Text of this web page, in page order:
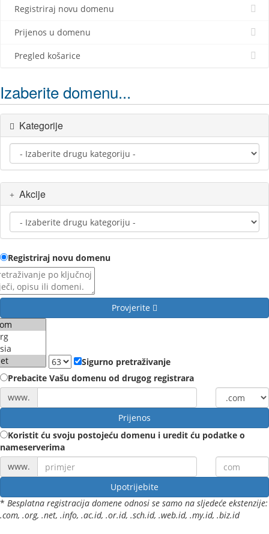
Registriraj novu domenu
Prijenos u domenu
Pregled košarice
Izaberite domenu...
Kategorije
Akcije
Registriraj novu domenu
Provjerite
Sigurno pretraživanje
Prebacite Vašu domenu od drugog registrara
www.
Prijenos
Koristit ću svoju postojeću domenu i uredit ću podatke o
nameserverima
www.
Upotrijebite
* Besplatna registracija domene odnosi se samo na sljedeće ekstenzije:
.com, .org, .net, .info, .ac.id, .or.id, .sch.id, .web.id, .my.id, .biz.id